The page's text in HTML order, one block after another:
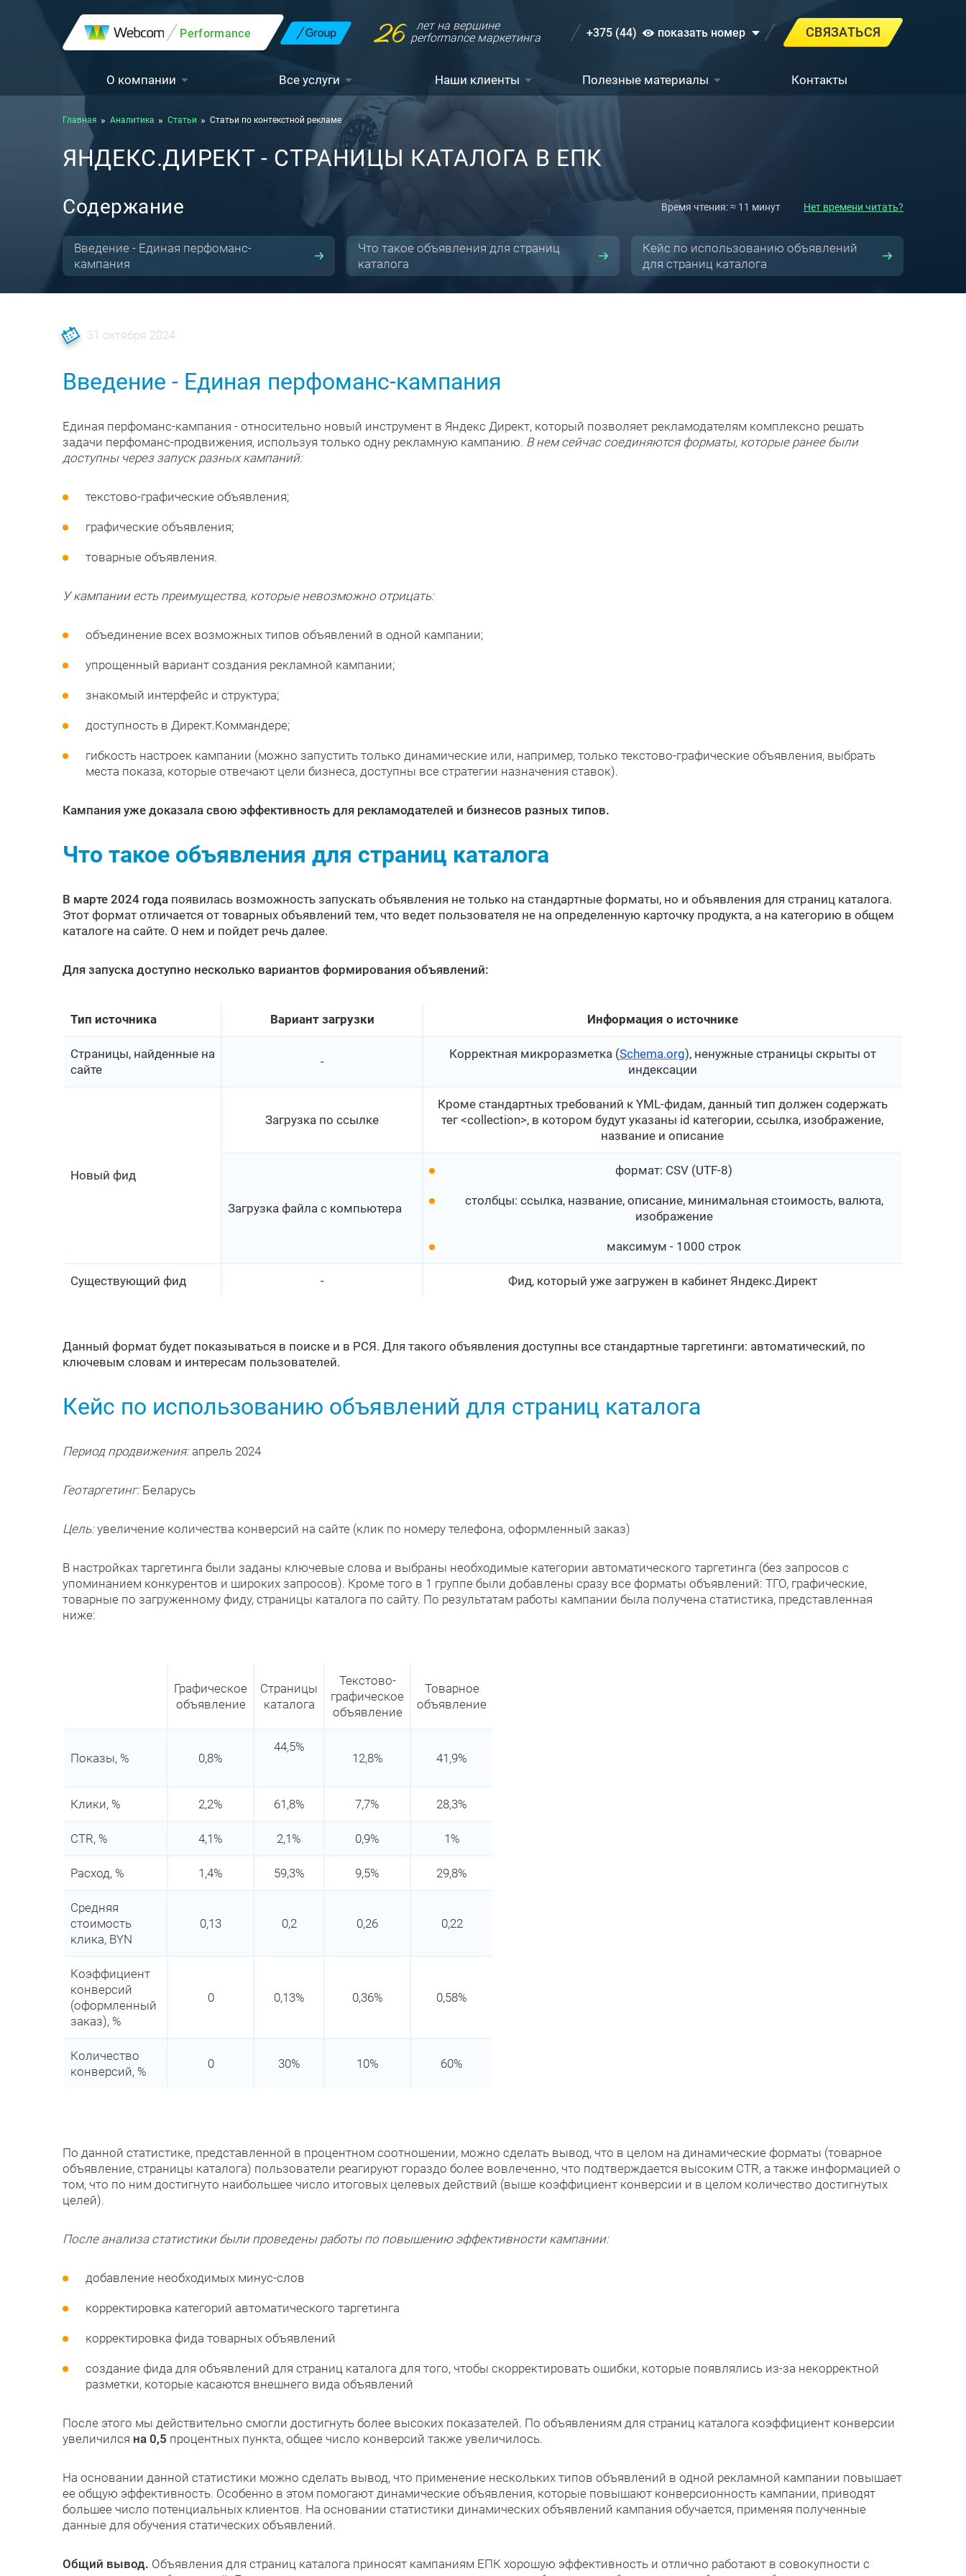
Performance 26
лет на вершине
performance маркетинга
+375 (44) показать номер СВЯЗАТЬСЯ
О компании Все услуги Наши клиенты Полезные материалы Контакты
Главная Аналитика Статьи Статьи по контекстной рекламе
ЯНДЕКС.ДИРЕКТ - СТРАНИЦЫ КАТАЛОГА В ЕПК
Содержание Время чтения: ≈ 11 минут Нет времени читать?
Введение - Единая перфоманс-
кампания
Что такое объявления для страниц
каталога
Кейс по использованию объявлений
для страниц каталога
31 октября 2024
Введение - Единая перфоманс-кампания
Единая перфоманс-кампания - относительно новый инструмент в Яндекс Директ, который позволяет рекламодателям комплексно решать
задачи перфоманс-продвижения, используя только одну рекламную кампанию. В нем сейчас соединяются форматы, которые ранее были
доступны через запуск разных кампаний:
текстово-графические объявления;
графические объявления;
товарные объявления.
У кампании есть преимущества, которые невозможно отрицать:
объединение всех возможных типов объявлений в одной кампании;
упрощенный вариант создания рекламной кампании;
знакомый интерфейс и структура;
доступность в Директ.Коммандере;
гибкость настроек кампании (можно запустить только динамические или, например, только текстово-графические объявления, выбрать
места показа, которые отвечают цели бизнеса, доступны все стратегии назначения ставок).
Кампания уже доказала свою эффективность для рекламодателей и бизнесов разных типов.
Что такое объявления для страниц каталога
В марте 2024 года появилась возможность запускать объявления не только на стандартные форматы, но и объявления для страниц каталога.
Этот формат отличается от товарных объявлений тем, что ведет пользователя не на определенную карточку продукта, а на категорию в общем
каталоге на сайте. О нем и пойдет речь далее.
Для запуска доступно несколько вариантов формирования объявлений:
Тип источника Вариант загрузки Информация о источнике
Страницы, найденные на
сайте
-
Корректная микроразметка (Schema.org), ненужные страницы скрыты от
индексации
Новый фид
Загрузка по ссылке
Кроме стандартных требований к YML-фидам, данный тип должен содержать
тег <collection>, в котором будут указаны id категории, ссылка, изображение,
название и описание
Загрузка файла с компьютера
формат: CSV (UTF-8)
столбцы: ссылка, название, описание, минимальная стоимость, валюта,
изображение
максимум - 1000 строк
Существующий фид - Фид, который уже загружен в кабинет Яндекс.Директ
Данный формат будет показываться в поиске и в РСЯ. Для такого объявления доступны все стандартные таргетинги: автоматический, по
ключевым словам и интересам пользователей.
Кейс по использованию объявлений для страниц каталога
Период продвижения:апрель 2024
Геотаргетинг:Беларусь
Цель:увеличение количества конверсий на сайте (клик по номеру телефона, оформленный заказ)
В настройках таргетинга были заданы ключевые слова и выбраны необходимые категории автоматического таргетинга (без запросов с
упоминанием конкурентов и широких запросов). Кроме того в 1 группе были добавлены сразу все форматы объявлений: ТГО, графические,
товарные по загруженному фиду, страницы каталога по сайту. По результатам работы кампании была получена статистика, представленная
ниже:
Графическое
объявление
Страницы
каталога
Текстово-
графическое
объявление
Товарное
объявление
Показы, % 0,8%
44,5%
12,8%
41,9%
Клики, % 2,2% 61,8% 7,7% 28,3%
CTR, % 4,1% 2,1% 0,9% 1%
Расход, % 1,4% 59,3% 9,5% 29,8%
Средняя
стоимость
клика, BYN
0,13 0,2 0,26 0,22
Коэффициент
конверсий
(оформленный
заказ), %
0 0,13% 0,36% 0,58%
Количество
конверсий, %
0 30% 10% 60%
По данной статистике, представленной в процентном соотношении, можно сделать вывод, что в целом на динамические форматы (товарное
объявление, страницы каталога) пользователи реагируют гораздо более вовлеченно, что подтверждается высоким CTR, а также информацией о
том, что по ним достигнуто наибольшее число итоговых целевых действий (выше коэффициент конверсии и в целом количество достигнутых
целей).
После анализа статистики были проведены работы по повышению эффективности кампании:
добавление необходимых минус-слов
корректировка категорий автоматического таргетинга
корректировка фида товарных объявлений
создание фида для объявлений для страниц каталога для того, чтобы скорректировать ошибки, которые появлялись из-за некорректной
разметки, которые касаются внешнего вида объявлений
После этого мы действительно смогли достигнуть более высоких показателей. По объявлениям для страниц каталога коэффициент конверсии
увеличился на 0,5 процентных пункта, общее число конверсий также увеличилось.
На основании данной статистики можно сделать вывод, что применение нескольких типов объявлений в одной рекламной кампании повышает
ее общую эффективность. Особенно в этом помогают динамические объявления, которые повышают конверсионность кампании, приводят
большее число потенциальных клиентов. На основании статистики динамических объявлений кампания обучается, применяя полученные
данные для обучения статических объявлений.
Общий вывод. Объявления для страниц каталога приносят кампаниям ЕПК хорошую эффективность и отлично работают в совокупности с